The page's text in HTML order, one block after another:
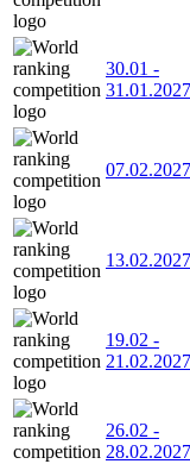
30.01 -
31.01.2027
07.02.2027
13.02.2027
19.02 -
21.02.2027
26.02 -
28.02.2027